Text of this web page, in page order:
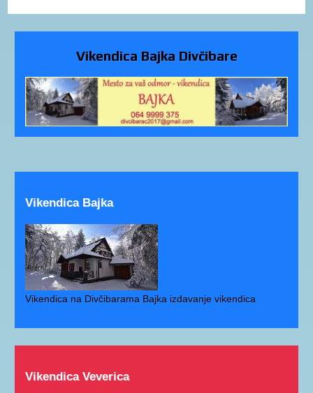
Vikendica Bajka Divčibare
Vikendica Bajka
Vikendica na Divčibarama Bajka izdavanje vikendica
Vikendica Veverica